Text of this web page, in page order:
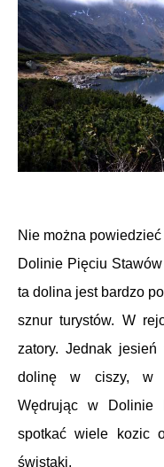
Nie można
Dolinie Pięciu
ta dolina jest bardzo
sznur turystów. W
zatory. Jednak
dolinę w ciszy, w
Wędrując w
Dolinie
spotkać wiele kozic
świstaki.